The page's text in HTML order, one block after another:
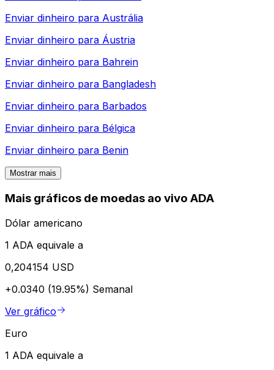
Enviar dinheiro para Austrália
Enviar dinheiro para Áustria
Enviar dinheiro para Bahrein
Enviar dinheiro para Bangladesh
Enviar dinheiro para Barbados
Enviar dinheiro para Bélgica
Enviar dinheiro para Benin
Mostrar mais
Mais gráficos de moedas ao vivo ADA
Dólar americano
1 ADA equivale a
0,204154 USD
+0.0340 (19.95%) Semanal
Ver gráfico
Euro
1 ADA equivale a